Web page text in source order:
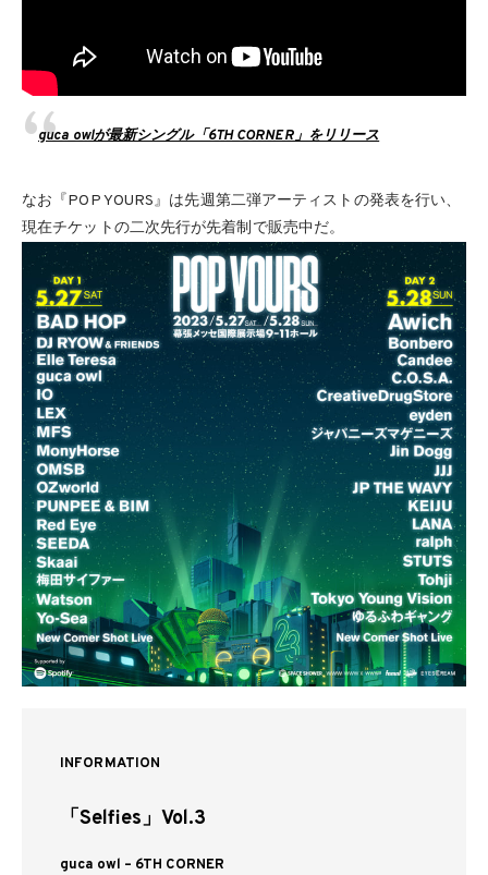
guca owlが最新シングル「6TH CORNER」をリリース
なお『POP YOURS』は先週第二弾アーティストの発表を行い、
現在チケットの二次先行が先着制で販売中だ。
INFORMATION
「Selfies」Vol.3
guca owl – 6TH CORNER